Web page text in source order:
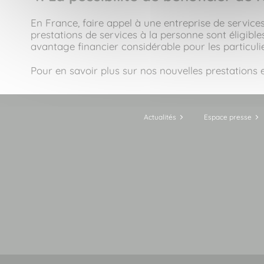
En France, faire appel à une entreprise de
prestations de services à la personne sont
avantage financier considérable pour les
Pour en savoir plus sur nos nouvelles
Actualités Espace presse